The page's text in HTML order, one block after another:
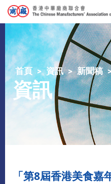
首頁 資訊 新聞稿
資訊
「第8屆香港美食嘉